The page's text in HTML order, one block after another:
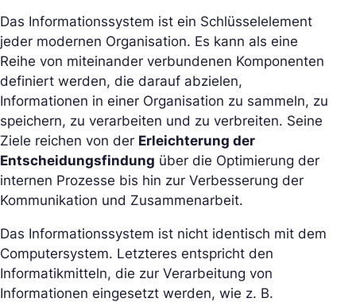
Das Informationssystem ist ein Schlüsselelement
jeder modernen Organisation. Es kann als eine
Reihe von miteinander verbundenen Komponenten
definiert werden, die darauf abzielen,
Informationen in einer Organisation zu sammeln, zu
speichern, zu verarbeiten und zu verbreiten. Seine
Ziele reichen von der Erleichterung der
Entscheidungsfindung über die Optimierung der
internen Prozesse bis hin zur Verbesserung der
Kommunikation und Zusammenarbeit.
Das Informationssystem ist nicht identisch mit dem
Computersystem. Letzteres entspricht den
Informatikmitteln, die zur Verarbeitung von
Informationen eingesetzt werden, wie z. B.